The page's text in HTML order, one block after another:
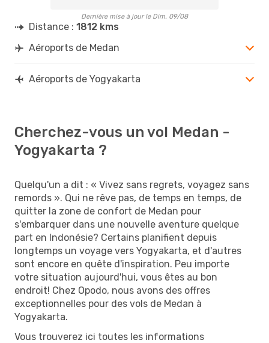
Dernière mise à jour le Dim. 09/08
Distance : 1812 kms
Aéroports de Medan
Aéroports de Yogyakarta
Cherchez-vous un vol Medan -
Yogyakarta ?
Quelqu'un a dit : « Vivez sans regrets, voyagez sans
remords ». Qui ne rêve pas, de temps en temps, de
quitter la zone de confort de Medan pour
s'embarquer dans une nouvelle aventure quelque
part en Indonésie? Certains planifient depuis
longtemps un voyage vers Yogyakarta, et d'autres
sont encore en quête d'inspiration. Peu importe
votre situation aujourd'hui, vous êtes au bon
endroit! Chez Opodo, nous avons des offres
exceptionnelles pour des vols de Medan à
Yogyakarta.
Vous trouverez ici toutes les informations